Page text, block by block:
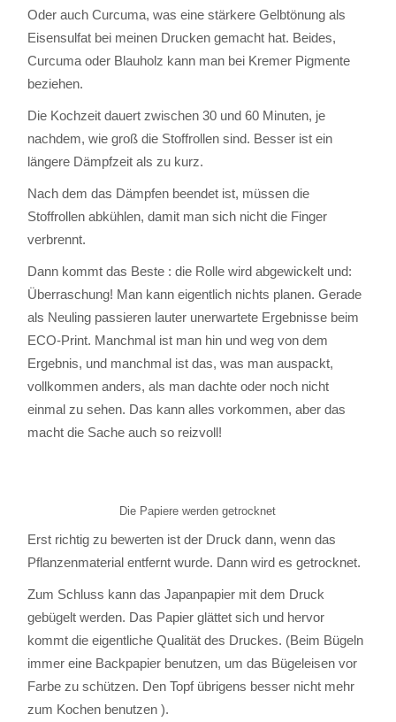
Oder auch Curcuma, was eine stärkere Gelbtönung als
Eisensulfat bei meinen Drucken gemacht hat. Beides,
Curcuma oder Blauholz kann man bei Kremer Pigmente
beziehen.
Die Kochzeit dauert zwischen 30 und 60 Minuten, je
nachdem, wie groß die Stoffrollen sind. Besser ist ein
längere Dämpfzeit als zu kurz.
Nach dem das Dämpfen beendet ist, müssen die
Stoffrollen abkühlen, damit man sich nicht die Finger
verbrennt.
Dann kommt das Beste : die Rolle wird abgewickelt und:
Überraschung! Man kann eigentlich nichts planen. Gerade
als Neuling passieren lauter unerwartete Ergebnisse beim
ECO-Print. Manchmal ist man hin und weg von dem
Ergebnis, und manchmal ist das, was man auspackt,
vollkommen anders, als man dachte oder noch nicht
einmal zu sehen. Das kann alles vorkommen, aber das
macht die Sache auch so reizvoll!
Die Papiere werden getrocknet
Erst richtig zu bewerten ist der Druck dann, wenn das
Pflanzenmaterial entfernt wurde. Dann wird es getrocknet.
Zum Schluss kann das Japanpapier mit dem Druck
gebügelt werden. Das Papier glättet sich und hervor
kommt die eigentliche Qualität des Druckes. (Beim Bügeln
immer eine Backpapier benutzen, um das Bügeleisen vor
Farbe zu schützen. Den Topf übrigens besser nicht mehr
zum Kochen benutzen ).